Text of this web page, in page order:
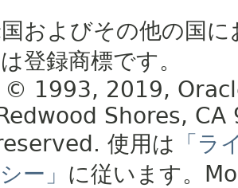
およびその他の国
登録商標です。
© 1993, 2019,
Shores, CA
使用は 「ラ
ー」 に従います。